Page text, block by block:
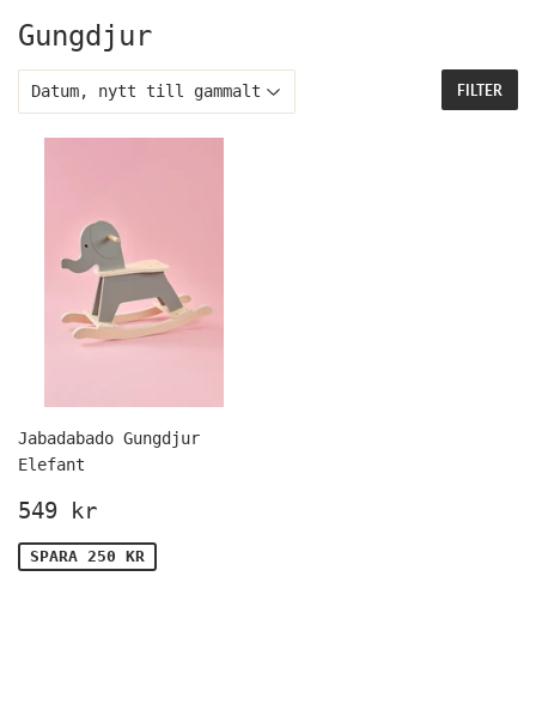
Gungdjur
FILTER
Jabadabado Gungdjur
Elefant
Försäljningspris
549 kr
kr
SPARA 250 KR